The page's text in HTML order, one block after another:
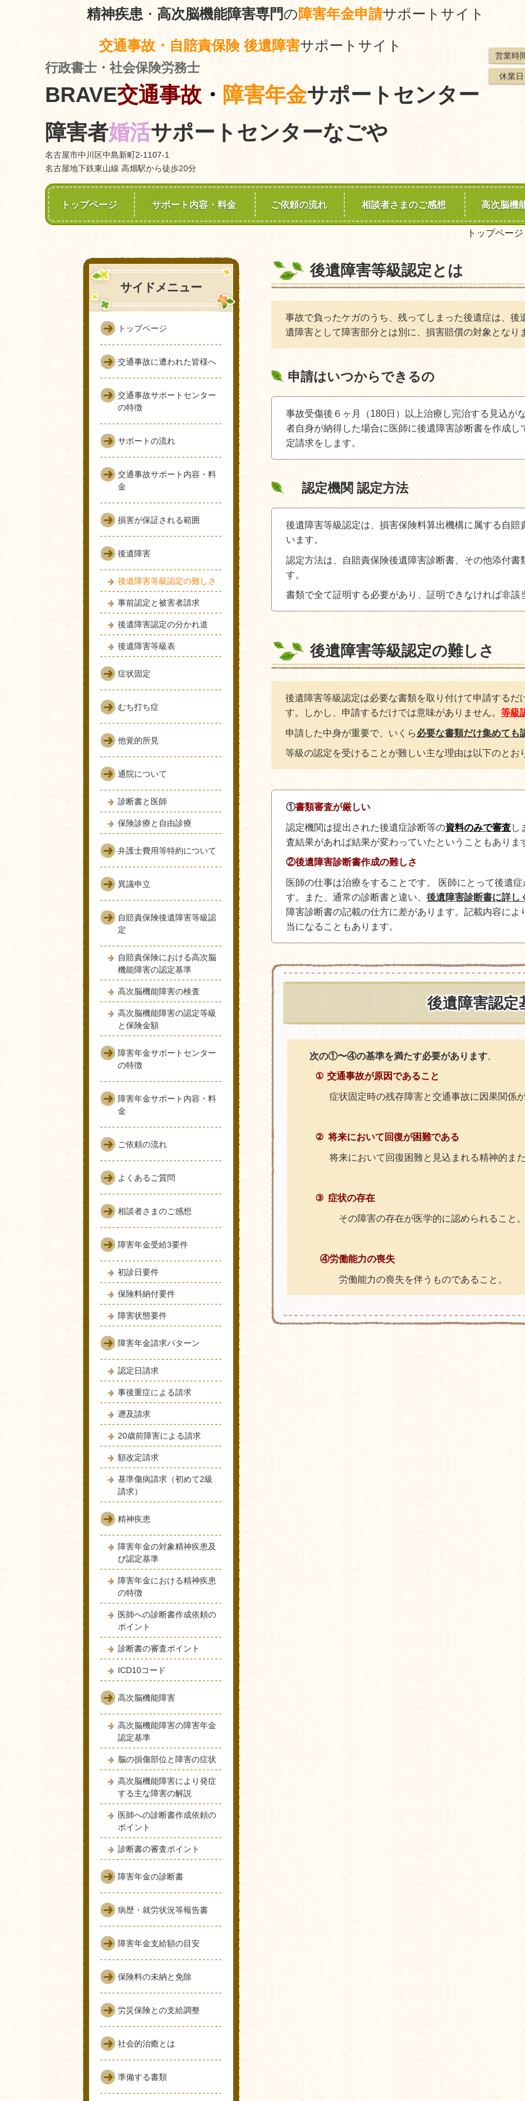
精神疾患 ・ 高次脳機能障害専門の障害年金申請サポートサイト
交通事故・自賠責保険 後遺障害サポートサイト
行政書士・社会保険労務士
BRAVE交通事故・ 障害年金サポートセンター
障害者婚活サポートセンターなごや
名古屋市中川区中島新町2-1107-1
名古屋地下鉄東山線 高畑駅から徒歩20分
営業時
休業日
トップページ サポート内容・料金 ご依頼の流れ 相談者さまのご感想 高次脳機
トップページ
後遺障害等級認定とは
事故で負ったケガのうち、残ってしまった後遺症は、
遺障害として障害部分とは別に、損害賠償の対象となり
申請はいつからできるの
事故受傷後６ヶ月（180日）以上治療し完治する見込が
者自身が納得した場合に医師に後遺障害診断書を作成
定請求をします。
認定機関 認定方法
後遺障害等級認定は、損害保険料算出機構に属する自
います。
認定方法は、自賠責保険後遺障害診断書、その他添付
す。
書類で全て証明する必要があり、証明できなければ非該
後遺障害等級認定の難しさ
後遺障害等級認定は必要な書類を取り付けて申請するだ
す。しかし、申請するだけでは意味がありません。 等級
申請した中身が重要で、いくら必要な書類だけ集めても
等級の認定を受けることが難しい主な理由は以下のとお
①書類審査が厳しい
認定機関は提出された後遺症診断等の資料のみで審査し
査結果があれば結果が変わっていたということもありま
②後遺障害診断書作成の難しさ
医師の仕事は治療をすることです。 医師にとって後遺
す。また、通常の診断書と違い、 後遺障害診断書に詳し
障害診断書の記載の仕方に差があります。記載内容に
当になることもあります。
後遺障害認定
次の①〜④の基準を満たす必要があります。
① 交通事故が原因であること
症状固定時の残存障害と交通事故に因果関係が
②将来において回復が困難である
将来において回復困難と見込まれる精神的また
③ 症状の存在
その障害の存在が医学的に認められること
④労働能力の喪失
労働能力の喪失を伴うものであること。
サイドメニュー
トップページ
交通事故に遭われた皆様へ
交通事故サポートセンター
の特徴
サポートの流れ
交通事故サポート内容・料
金
損害が保証される範囲
後遺障害
後遺障害等級認定の難しさ
事前認定と被害者請求
後遺障害認定の分かれ道
後遺障害等級表
症状固定
むち打ち症
他覚的所見
通院について
診断書と医師
保険診療と自由診療
弁護士費用等特約について
異議申立
自賠責保険後遺障害等級認
定
自賠責保険における高次脳
機能障害の認定基準
高次脳機能障害の検査
高次脳機能障害の認定等級
と保険金額
障害年金サポートセンター
の特徴
障害年金サポート内容・料
金
ご依頼の流れ
よくあるご質問
相談者さまのご感想
障害年金受給3要件
初診日要件
保険料納付要件
障害状態要件
障害年金請求パターン
認定日請求
事後重症による請求
遡及請求
20歳前障害による請求
額改定請求
基準傷病請求（初めて2級
請求）
精神疾患
障害年金の対象精神疾患及
び認定基準
障害年金における精神疾患
の特徴
医師への診断書作成依頼の
ポイント
診断書の審査ポイント
ICD10コード
高次脳機能障害
高次脳機能障害の障害年金
認定基準
脳の損傷部位と障害の症状
高次脳機能障害により発症
する主な障害の解説
医師への診断書作成依頼の
ポイント
診断書の審査ポイント
障害年金の診断書
病歴・就労状況等報告書
障害年金支給額の目安
保険料の未納と免除
労災保険との支給調整
社会的治癒とは
準備する書類